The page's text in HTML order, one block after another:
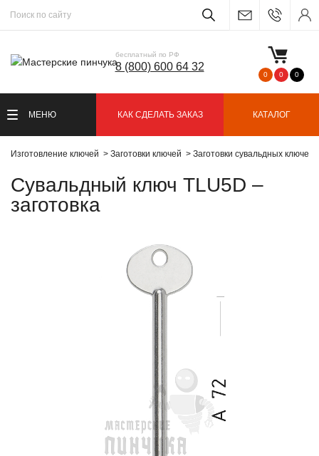
бесплатный по РФ
8 (800) 600 64 32
0 0 0
МЕНЮ КАК СДЕЛАТЬ ЗАКАЗ КАТАЛОГ
Изготовление ключей Заготовки ключей Заготовки сувальдных ключей
Сувальдный ключ TLU5D –
заготовка